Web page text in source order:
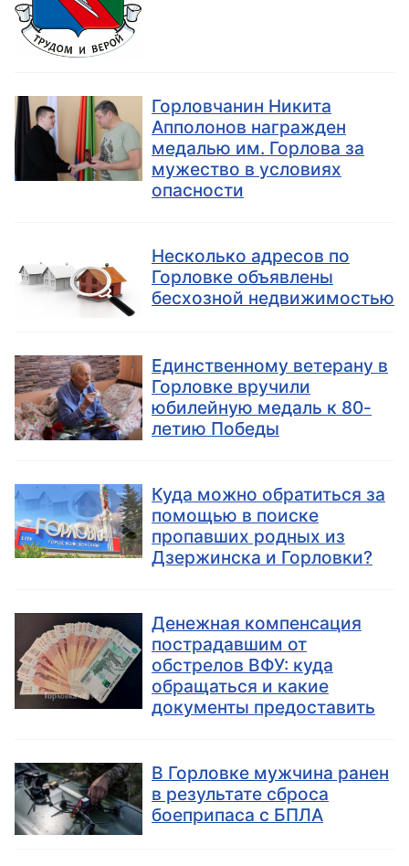
Горловчанин Никита
Апполонов награжден
медалью им. Горлова за
мужество в условиях
опасности
Несколько адресов по
Горловке объявлены
бесхозной недвижимостью
Единственному ветерану в
Горловке вручили
юбилейную медаль к 80-
летию Победы
Куда можно обратиться за
помощью в поиске
пропавших родных из
Дзержинска и Горловки?
Денежная компенсация
пострадавшим от
обстрелов ВФУ: куда
обращаться и какие
документы предоставить
В Горловке мужчина ранен
в результате сброса
боеприпаса с БПЛА